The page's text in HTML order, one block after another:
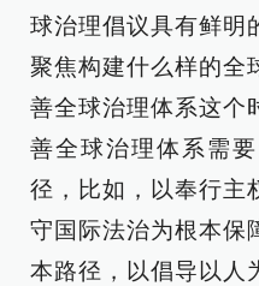
球治理倡议具有鲜明
聚焦构建什么样的全
善全球治理体系这个
善全球治理体系需
径，比如，以奉行主
守国际法治为根本保
本路径，以倡导以人